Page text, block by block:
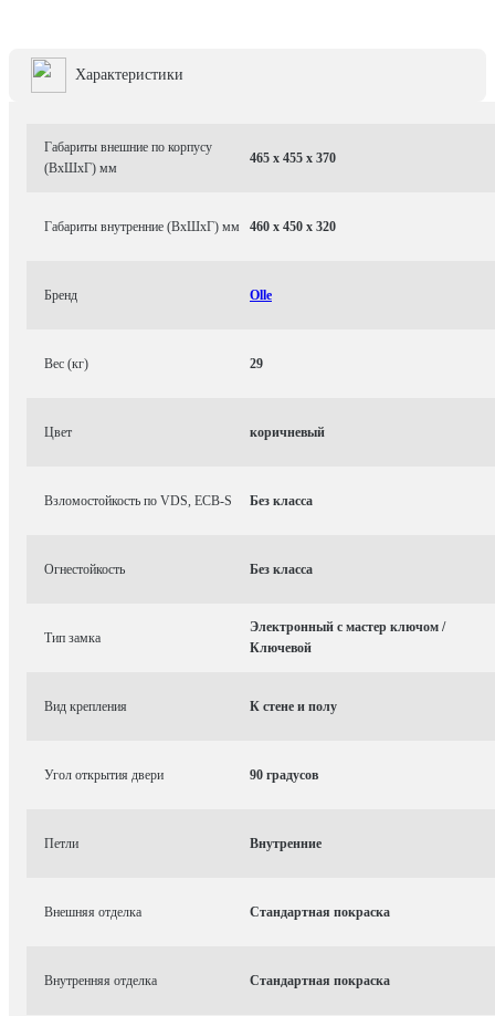
Характеристики
Габариты внешние по корпусу
(ВхШхГ) мм
465 x 455 x 370
Габариты внутренние (ВхШхГ) мм 460 x 450 x 320
Бренд Olle
Вес (кг) 29
Цвет коричневый
Взломостойкость по VDS, ECB-S Без класса
Огнестойкость Без класса
Тип замка
Электронный с мастер ключом /
Ключевой
Вид крепления К стене и полу
Угол открытия двери 90 градусов
Петли Внутренние
Внешняя отделка Стандартная покраска
Внутренняя отделка Стандартная покраска